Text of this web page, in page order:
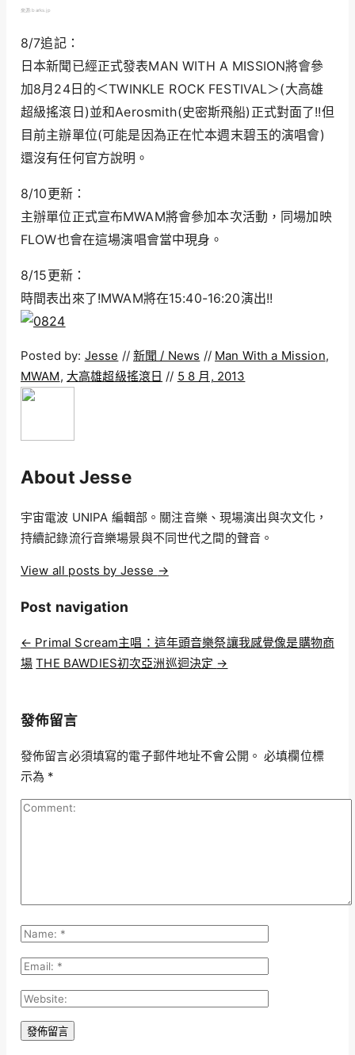
來源:barks.jp
8/7追記：
日本新聞已經正式發表MAN WITH A MISSION將會參
加8月24日的＜TWINKLE ROCK FESTIVAL＞(大高雄
超級搖滾日)並和Aerosmith(史密斯飛船)正式對面了!!但
目前主辦單位(可能是因為正在忙本週末碧玉的演唱會)
還沒有任何官方說明。
8/10更新：
主辦單位正式宣布MWAM將會參加本次活動，同場加映
FLOW也會在這場演唱會當中現身。
8/15更新：
時間表出來了!MWAM將在15:40-16:20演出!!
Posted by: Jesse // 新聞 / News // Man With a Mission,
MWAM, 大高雄超級搖滾日 // 5 8 月, 2013
About Jesse
宇宙電波 UNIPA 編輯部。關注音樂、現場演出與次文化，
持續記錄流行音樂場景與不同世代之間的聲音。
View all posts by Jesse →
Post navigation
← Primal Scream主唱：這年頭音樂祭讓我感覺像是購物商
場 THE BAWDIES初次亞洲巡迴決定 →
發佈留言
發佈留言必須填寫的電子郵件地址不會公開。 必填欄位標
示為 *